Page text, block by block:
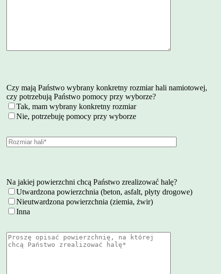
Czy mają Państwo wybrany konkretny rozmiar hali namiotowej,
czy potrzebują Państwo pomocy przy wyborze?
Tak, mam wybrany konkretny rozmiar
Nie, potrzebuję pomocy przy wyborze
Na jakiej powierzchni chcą Państwo zrealizować halę?
Utwardzona powierzchnia (beton, asfalt, płyty drogowe)
Nieutwardzona powierzchnia (ziemia, żwir)
Inna